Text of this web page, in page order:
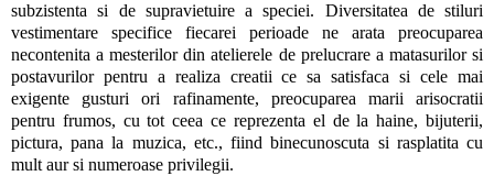
subzistenta si de supravietuire a speciei. Diversitatea de stiluri
vestimentare specifice fiecarei perioade ne arata preocuparea
necontenita a mesterilor din atelierele de prelucrare a matasurilor si
postavurilor pentru a realiza creatii ce sa satisfaca si cele mai
exigente gusturi ori rafinamente, preocuparea marii arisocratii
pentru frumos, cu tot ceea ce reprezenta el de la haine, bijuterii,
pictura, pana la muzica, etc., fiind binecunoscuta si rasplatita cu
mult aur si numeroase privilegii.